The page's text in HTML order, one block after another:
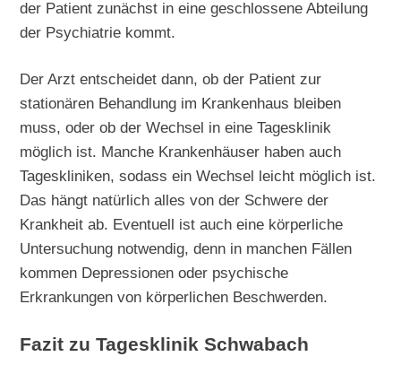
der Patient zunächst in eine geschlossene Abteilung
der Psychiatrie kommt.
Der Arzt entscheidet dann, ob der Patient zur
stationären Behandlung im Krankenhaus bleiben
muss, oder ob der Wechsel in eine Tagesklinik
möglich ist. Manche Krankenhäuser haben auch
Tageskliniken, sodass ein Wechsel leicht möglich ist.
Das hängt natürlich alles von der Schwere der
Krankheit ab. Eventuell ist auch eine körperliche
Untersuchung notwendig, denn in manchen Fällen
kommen Depressionen oder psychische
Erkrankungen von körperlichen Beschwerden.
Fazit zu Tagesklinik Schwabach